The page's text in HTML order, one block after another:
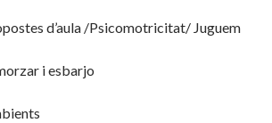
d’aula /Psicomotricitat/ Juguem
i esbarjo